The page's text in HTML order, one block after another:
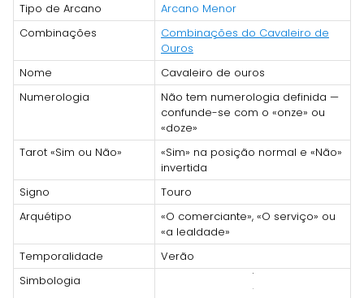
Tipo de Arcano
Arcano Menor
Combinações
Combinações do Cavaleiro de
Ouros
Nome
Cavaleiro de ouros
Numerologia
Não tem numerologia definida —
confunde-se com o «onze» ou
«doze»
Tarot «Sim ou Não»
«Sim» na posição normal e «Não»
invertida
Signo
Touro
Arquétipo
«O comerciante», «O serviço» ou
«a lealdade»
Temporalidade
Verão
Simbologia